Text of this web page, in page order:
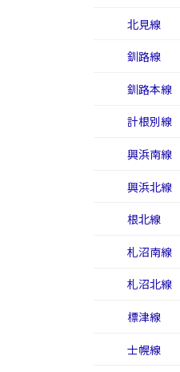
北見線
釧路線
釧路本線
計根別線
興浜南線
興浜北線
根北線
札沼南線
札沼北線
標津線
士幌線